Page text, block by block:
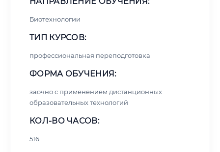
Биотехнологии
ТИП КУРСОВ:
профессиональная переподготовка
ФОРМА ОБУЧЕНИЯ:
заочно с применением дистанционных
образовательных технологий
КОЛ-ВО ЧАСОВ:
516